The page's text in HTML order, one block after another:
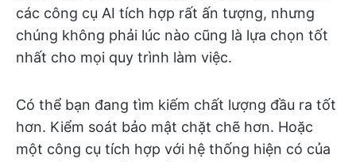
các công cụ AI tích hợp rất ấn tượng, nhưng
chúng không phải lúc nào cũng là lựa chọn tốt
nhất cho mọi quy trình làm việc.
Có thể bạn đang tìm kiếm chất lượng đầu ra tốt
hơn. Kiểm soát bảo mật chặt chẽ hơn. Hoặc
một công cụ tích hợp với hệ thống hiện có của